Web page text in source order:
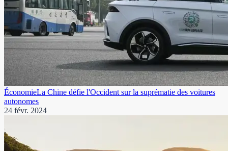
ÉconomieLa Chine défie l'Occident sur la suprématie des voitures
autonomes
24 févr. 2024